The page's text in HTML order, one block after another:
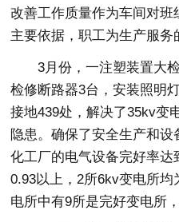
改善工作质量作为车间对
主要依据，职工为生产服务
3月份，一注塑装置大检
检修断路器3台，安装照明
接地439处，解决了35kv变
隐患。确保了安全生产和
化工厂的电气设备完好率达
0.93以上，2所6kv变电所
电所中有9所是完好变电所